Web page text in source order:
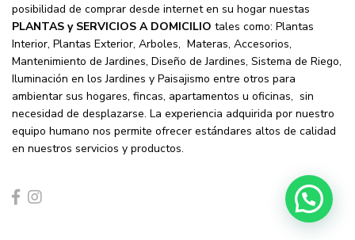
posibilidad de comprar desde internet en su hogar nuestas
PLANTAS y SERVICIOS A DOMICILIO tales como: Plantas
Interior, Plantas Exterior, Arboles, Materas, Accesorios,
Mantenimiento de Jardines, Diseño de Jardines, Sistema de Riego,
Iluminación en los Jardines y Paisajismo entre otros para
ambientar sus hogares, fincas, apartamentos u oficinas, sin
necesidad de desplazarse. La experiencia adquirida por nuestro
equipo humano nos permite ofrecer estándares altos de calidad
en nuestros servicios y productos.